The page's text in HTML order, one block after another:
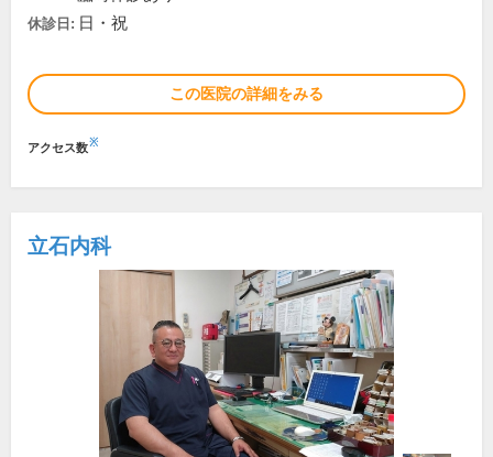
休診日: 日・祝
この医院の詳細をみる
アクセス数※
立石内科